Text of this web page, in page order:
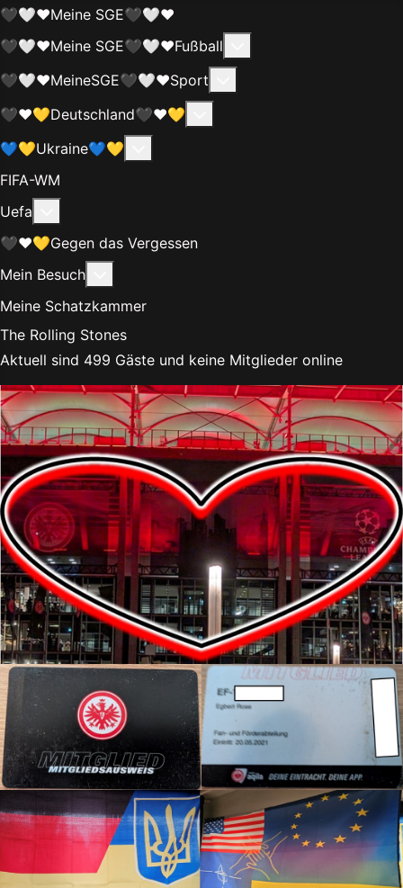
🖤🤍❤️Meine SGE🖤🤍❤️
🖤🤍❤️Meine SGE🖤🤍❤️Fußball
🖤🤍❤️MeineSGE🖤🤍❤️Sport
🖤❤️💛Deutschland🖤❤️💛
💙💛Ukraine💙💛
FIFA-WM
Uefa
🖤❤️💛Gegen das Vergessen
Mein Besuch
Meine Schatzkammer
The Rolling Stones
Aktuell sind 499 Gäste und keine Mitglieder online